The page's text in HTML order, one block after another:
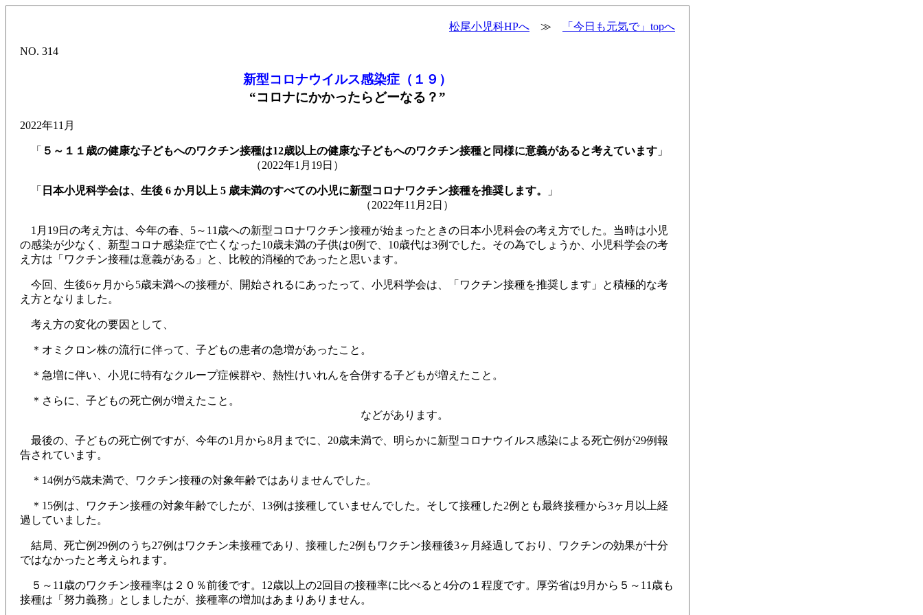
松尾小児科HPへ ≫ 「今日も元気で」topへ
NO. 314
新型コロナウイルス感染症（１９）
“コロナにかかったらどーなる？”
2022年11月
「 ５～１１歳の健康な子どもへのワクチン接種は12歳以上の健康な子どもへのワクチン接種と同様に意義があると考えています 」
（2022年1月19日）
「 日本小児科学会は、生後 6 か月以上 5 歳未満のすべての小児に新型コロナワクチン接種を推奨します。
」
（2022年11月2日）
1月19日の考え方は、今年の春、5～11歳への新型コロナワクチン接種が始まったときの日本小児科会の考え方でした。当時は小児
の感染が少なく、新型コロナ感染症で亡くなった10歳未満の子供は0例で、10歳代は3例でした。その為でしょうか、小児科学会の考
え方は「ワクチン接種は意義がある」と、比較的消極的であったと思います。
今回、生後6ヶ月から5歳未満への接種が、開始されるにあったって、小児科学会は、「ワクチン接種を推奨します」と積極的な考
え方となりました。
考え方の変化の要因として、
＊オミクロン株の流行に伴って、子どもの患者の急増があったこと。
＊急増に伴い、小児に特有なクループ症候群や、熱性けいれんを合併する子どもが増えたこと。
＊さらに、子どもの死亡例が増えたこと。
などがあります。
最後の、子どもの死亡例ですが、今年の1月から8月までに、20歳未満で、明らかに新型コロナウイルス感染による死亡例が29例報
告されています。
＊14例が5歳未満で、ワクチン接種の対象年齢ではありませんでした。
＊15例は、ワクチン接種の対象年齢でしたが、13例は接種していませんでした。そして接種した2例とも最終接種から3ヶ月以上経
過していました。
結局、死亡例29例のうち27例はワクチン未接種であり、接種した2例もワクチン接種後3ヶ月経過しており、ワクチンの効果が十分
ではなかったと考えられます。
５～11歳のワクチン接種率は２０％前後です。12歳以上の2回目の接種率に比べると4分の１程度です。厚労省は9月から５～11歳も
接種は「努力義務」としましたが、接種率の増加はあまりありません。